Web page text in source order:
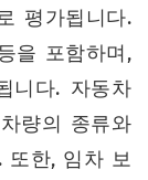
평가됩니다.
을 포함하며,
니다. 자동차
량의 종류와
또한, 임차 보